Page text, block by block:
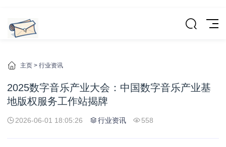
主页 > 行业资讯
2025数字音乐产业大会：中国数字音乐产业基
地版权服务工作站揭牌
2026-06-01 18:05:26 行业资讯 558